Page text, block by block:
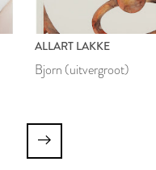
ALLART LAKKE
Bjorn (uitvergroot)